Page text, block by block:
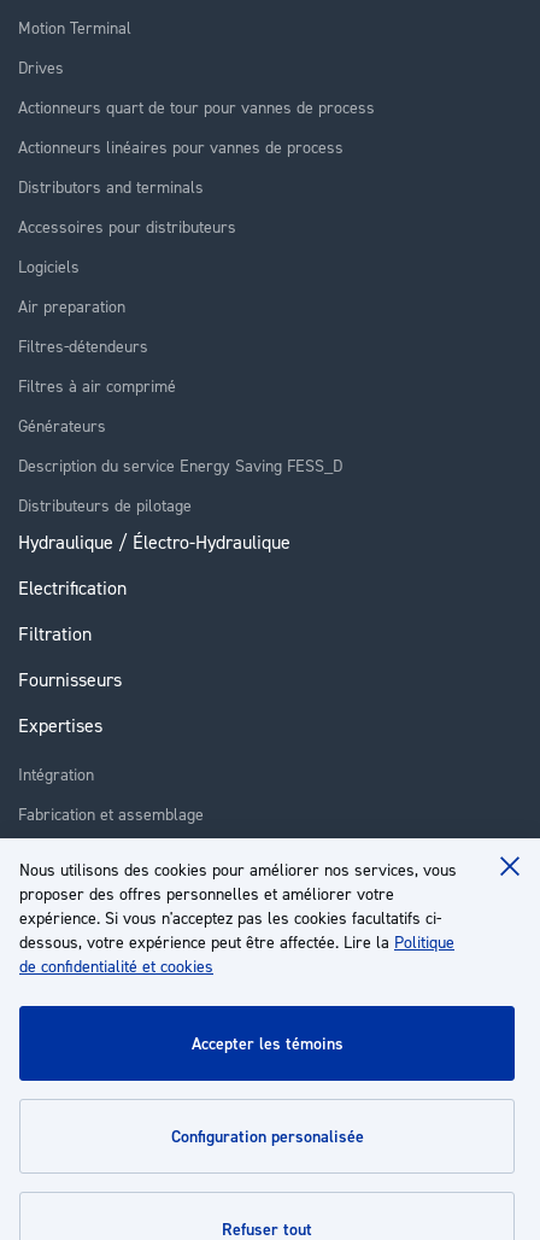
Nous utilisons des cookies pour améliorer nos services, vous
proposer des offres personnelles et améliorer votre
expérience. Si vous n'acceptez pas les cookies facultatifs ci-
dessous, votre expérience peut être affectée. Lire la Politique
de confidentialité et cookies
accepter les témoins
configuration personalisée
refuser tout
Motion Terminal
Drives
Actionneurs quart de tour pour vannes de process
Actionneurs linéaires pour vannes de process
Distributors and terminals
Accessoires pour distributeurs
Logiciels
Air preparation
Filtres-détendeurs
Filtres à air comprimé
Générateurs
Description du service Energy Saving FESS_D
Distributeurs de pilotage
Hydraulique / Électro-Hydraulique
Electrification
Filtration
Fournisseurs
Expertises
Intégration
Fabrication et assemblage
Réparation
Formation
À propos
Service client